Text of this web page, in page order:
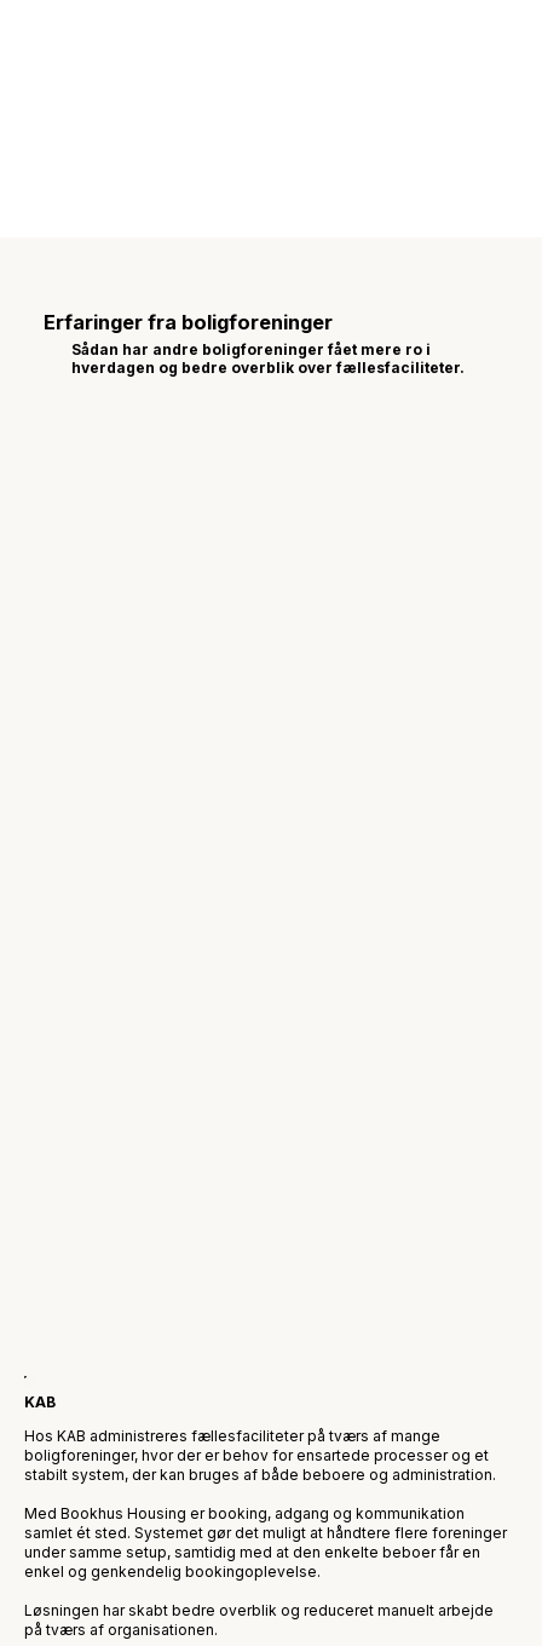
Erfaringer fra boligforeninger
Sådan har andre boligforeninger fået mere ro i
hverdagen og bedre overblik over fællesfaciliteter.
KAB
Hos KAB administreres fællesfaciliteter på tværs af mange
boligforeninger, hvor der er behov for ensartede processer og et
stabilt system, der kan bruges af både beboere og administration.
Med Bookhus Housing er booking, adgang og kommunikation
samlet ét sted. Systemet gør det muligt at håndtere flere foreninger
under samme setup, samtidig med at den enkelte beboer får en
enkel og genkendelig bookingoplevelse.
Løsningen har skabt bedre overblik og reduceret manuelt arbejde
på tværs af organisationen.